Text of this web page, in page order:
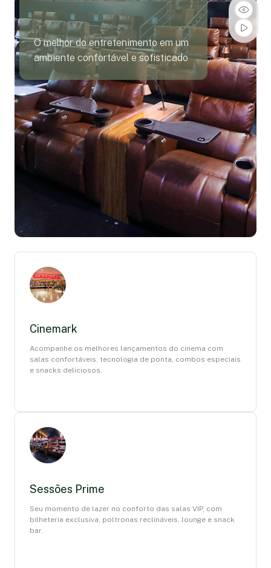
O melhor do entretenimento em um
ambiente confortável e sofisticado
Cinemark
Acompanhe os melhores lançamentos do cinema com
salas confortáveis, tecnologia de ponta, combos especiais
e snacks deliciosos.
Sessões Prime
Seu momento de lazer no conforto das salas VIP, com
bilheteria exclusiva, poltronas reclináveis, lounge e snack
bar.